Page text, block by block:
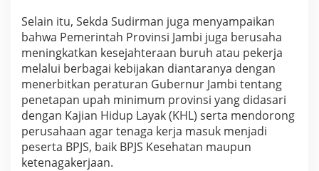
Selain itu, Sekda Sudirman juga menyampaikan
bahwa Pemerintah Provinsi Jambi juga berusaha
meningkatkan kesejahteraan buruh atau pekerja
melalui berbagai kebijakan diantaranya dengan
menerbitkan peraturan Gubernur Jambi tentang
penetapan upah minimum provinsi yang didasari
dengan Kajian Hidup Layak (KHL) serta mendorong
perusahaan agar tenaga kerja masuk menjadi
peserta BPJS, baik BPJS Kesehatan maupun
ketenagakerjaan.